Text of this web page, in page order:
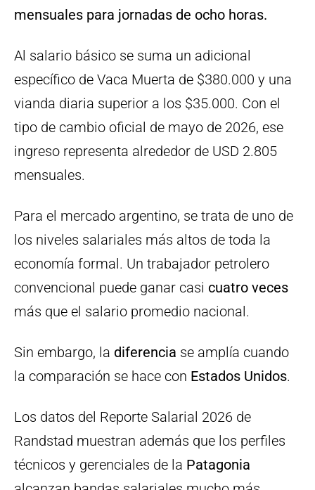
mensuales para jornadas de ocho horas.
Al salario básico se suma un adicional
específico de Vaca Muerta de $380.000 y una
vianda diaria superior a los $35.000. Con el
tipo de cambio oficial de mayo de 2026, ese
ingreso representa alrededor de USD 2.805
mensuales.
Para el mercado argentino, se trata de uno de
los niveles salariales más altos de toda la
economía formal. Un trabajador petrolero
convencional puede ganar casi cuatro veces
más que el salario promedio nacional.
Sin embargo, la diferencia se amplía cuando
la comparación se hace con Estados Unidos.
Los datos del Reporte Salarial 2026 de
Randstad muestran además que los perfiles
técnicos y gerenciales de la Patagonia